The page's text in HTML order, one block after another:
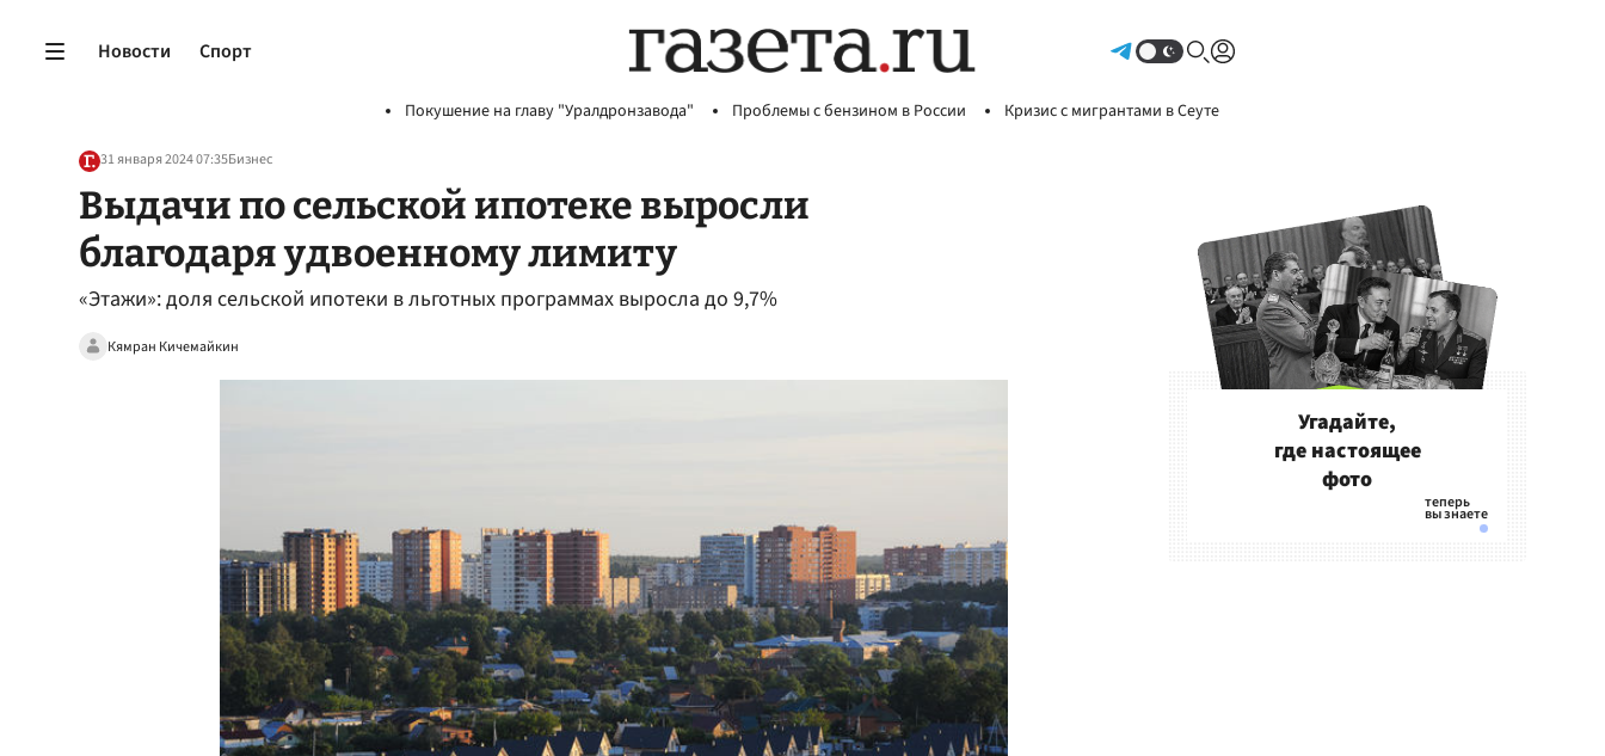
Новости Спорт
Покушение на главу "Уралдронзавода" Проблемы с бензином в России Кризис с мигрантами в Сеуте
31 января 2024 07:35Бизнес
Выдачи по сельской ипотеке выросли
благодаря удвоенному лимиту
«Этажи»: доля сельской ипотеки в льготных программах выросла до 9,7%
Кямран Кичемайкин
Угадайте,
где настоящее
фото